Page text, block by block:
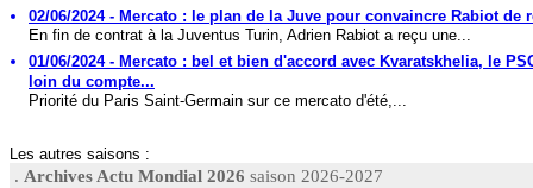
02/06/2024 - Mercato : le plan de la Juve pour convaincre Rabiot de
En fin de contrat à la Juventus Turin, Adrien Rabiot a reçu une...
01/06/2024 - Mercato : bel et bien d'accord avec Kvaratskhelia, le
loin du compte...
Priorité du Paris Saint-Germain sur ce mercato d'été,...
Les autres saisons :
. Archives Actu Mondial 2026 saison 2026-2027